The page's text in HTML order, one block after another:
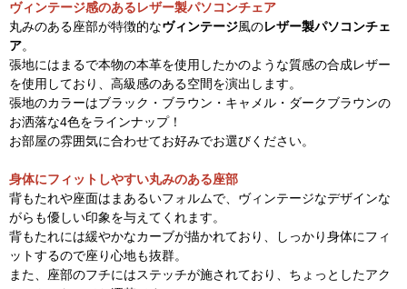
ヴィンテージ感のあるレザー製パソコンチェア
丸みのある座部が特徴的なヴィンテージ風のレザー製パソコンチェ
ア。
張地にはまるで本物の本革を使用したかのような質感の合成レザー
を使用しており、高級感のある空間を演出します。
張地のカラーはブラック・ブラウン・キャメル・ダークブラウンの
お洒落な4色をラインナップ！
お部屋の雰囲気に合わせてお好みでお選びください。
身体にフィットしやすい丸みのある座部
背もたれや座面はまあるいフォルムで、ヴィンテージなデザインな
がらも優しい印象を与えてくれます。
背もたれには緩やかなカーブが描かれており、しっかり身体にフィ
ットするので座り心地も抜群。
また、座部のフチにはステッチが施されており、ちょっとしたアク